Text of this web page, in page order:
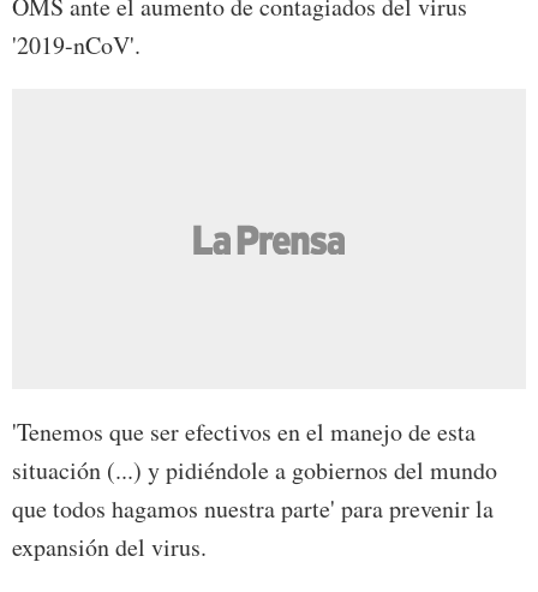
OMS ante el aumento de contagiados del virus
'2019-nCoV'.
'Tenemos que ser efectivos en el manejo de esta
situación (...) y pidiéndole a gobiernos del mundo
que todos hagamos nuestra parte' para prevenir la
expansión del virus.